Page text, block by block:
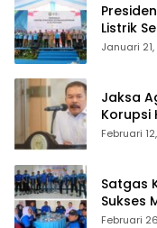
Listrik
Januari
Jaksa
Korupsi
Februari
Satgas
Sukses
VII
Februari